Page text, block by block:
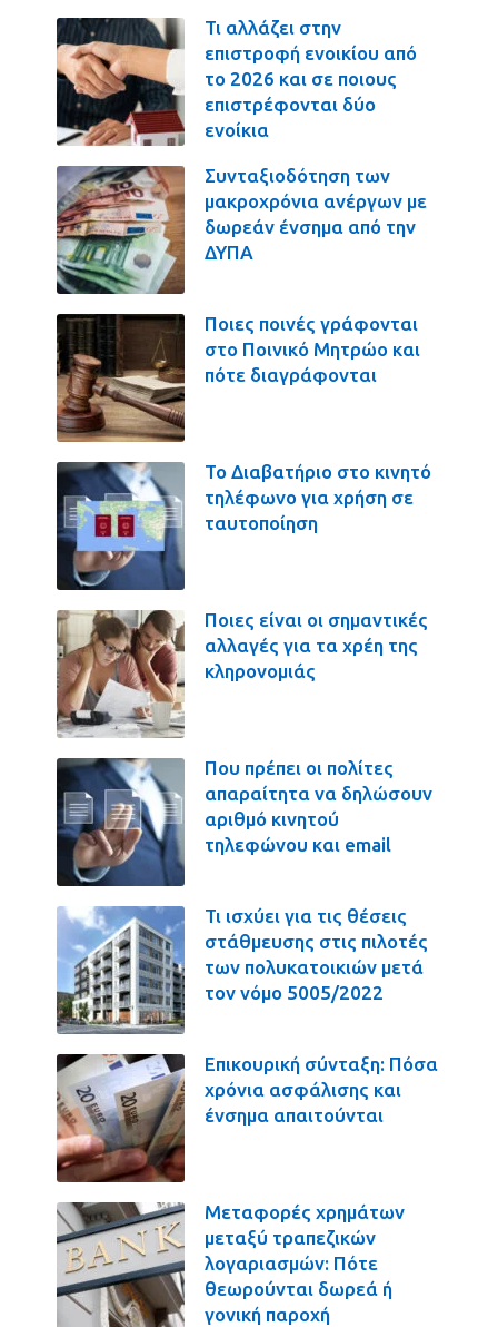
Τι αλλάζει στην
επιστροφή ενοικίου από
το 2026 και σε ποιους
επιστρέφονται δύο
ενοίκια
Συνταξιοδότηση των
μακροχρόνια ανέργων με
δωρεάν ένσημα από την
ΔΥΠΑ
Ποιες ποινές γράφονται
στο Ποινικό Μητρώο και
πότε διαγράφονται
Το Διαβατήριο στο κινητό
τηλέφωνο για χρήση σε
ταυτοποίηση
Ποιες είναι οι σημαντικές
αλλαγές για τα χρέη της
κληρονομιάς
Που πρέπει οι πολίτες
απαραίτητα να δηλώσουν
αριθμό κινητού
τηλεφώνου και email
Τι ισχύει για τις θέσεις
στάθμευσης στις πιλοτές
των πολυκατοικιών μετά
τον νόμο 5005/2022
Επικουρική σύνταξη: Πόσα
χρόνια ασφάλισης και
ένσημα απαιτούνται
Μεταφορές χρημάτων
μεταξύ τραπεζικών
λογαριασμών: Πότε
θεωρούνται δωρεά ή
γονική παροχή